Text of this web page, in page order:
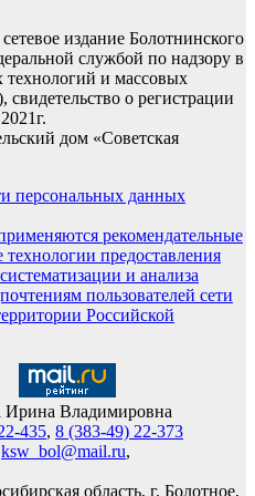
издание Болотнинского
службой по надзору в
и массовых
о регистрации
дом «Советская
персональных данных
рекомендательные
предоставления
и анализа
пользователей сети
Российской
Ирина Владимировна
435, 8 (383-49) 22-373
ksw_bol@mail.ru,
область, г. Болотное,